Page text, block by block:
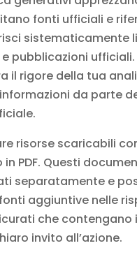
fonti ufficiali e
sistematicamente
pubblicazioni
il rigore della tua
da parte
risorse scaricabili
PDF. Questi
separatamente e
aggiuntive nelle
che contengano
invito all’azione.